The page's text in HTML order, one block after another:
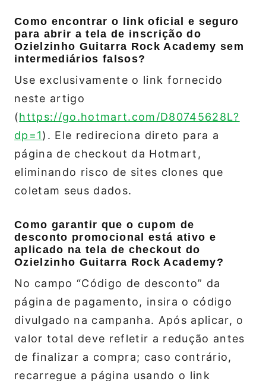
Como encontrar o link oficial e seguro
para abrir a tela de inscrição do
Ozielzinho Guitarra Rock Academy sem
intermediários falsos?
Use exclusivamente o link fornecido
neste artigo
(https://go.hotmart.com/D80745628L?
dp=1). Ele redireciona direto para a
página de checkout da Hotmart,
eliminando risco de sites clones que
coletam seus dados.
Como garantir que o cupom de
desconto promocional está ativo e
aplicado na tela de checkout do
Ozielzinho Guitarra Rock Academy?
No campo “Código de desconto” da
página de pagamento, insira o código
divulgado na campanha. Após aplicar, o
valor total deve refletir a redução antes
de finalizar a compra; caso contrário,
recarregue a página usando o link